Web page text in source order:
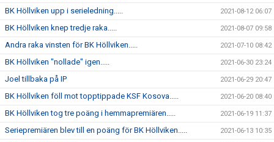
BK Höllviken upp i serieledning..... 2021-08-12 06:07
BK Höllviken knep tredje raka..... 2021-08-07 09:58
Andra raka vinsten för BK Höllviken..... 2021-07-10 08:42
BK Höllviken "nollade" igen..... 2021-06-30 23:24
Joel tillbaka på IP 2021-06-29 20:47
BK Höllviken föll mot topptippade KSF Kosova..... 2021-06-20 08:40
BK Höllviken tog tre poäng i hemmapremiären..... 2021-06-19 11:37
Seriepremiären blev till en poäng för BK Höllviken..... 2021-06-13 10:35